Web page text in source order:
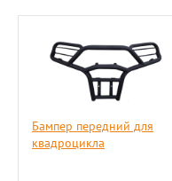
Бампер передний для
квадроцикла